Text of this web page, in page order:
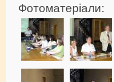
Фотоматеріали: